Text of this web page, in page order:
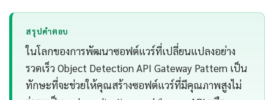
สรุปคำตอบ
ในโลกของการพัฒนาซอฟต์แวร์ที่เปลี่ยนแปลงอย่าง
รวดเร็ว Object Detection API Gateway Pattern เป็น
ทักษะที่จะช่วยให้คุณสร้างซอฟต์แวร์ที่มีคุณภาพสูงไม่